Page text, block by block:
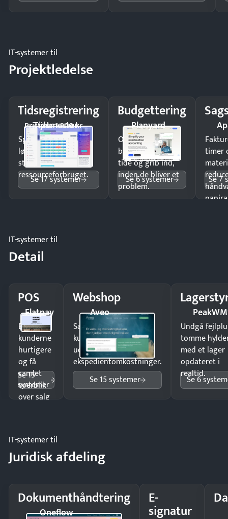
IT-systemer til
Projektledelse
Tidsregistrering
Tidsmester
Pristjek: 1.200 kr
Spar tid på
lønberegning og få
styr på
ressourceforbruget.
Se 17 systemer
Budgettering
Planyard
Opdag
budgetafvigelser i
tide og grib ind,
inden de bliver et
problem.
Se 6 systemer
timer
Se 7
IT-systemer til
Detail
POS
Flatpay
Ekspedér
kunderne
hurtigere
og få
samlet
overblik
over salg
Se 15
systemer
Webshop
Aveo
Sælg produkter 24/7 til
kunder i hele landet
uden
ekspedientomkostninger.
Se 15 systemer
Undgå
tomme
med et lager
opdateret i
realtid.
Se 6
IT-systemer til
Juridisk afdeling
Dokumenthåndtering
Oneflow
E-
signatur